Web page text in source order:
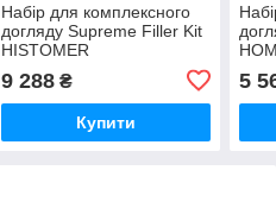
Набір для комплексного
догляду Supreme Filler Kit
HISTOMER
9 288₴
Купити
5